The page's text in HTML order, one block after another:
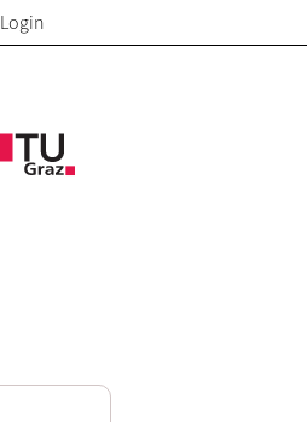
Login